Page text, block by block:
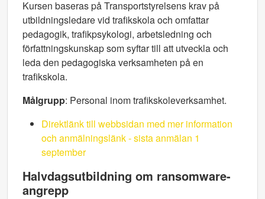
Kursen baseras på Transportstyrelsens krav på
utbildningsledare vid trafikskola och omfattar
pedagogik, trafikpsykologi, arbetsledning och
författningskunskap som syftar till att utveckla och
leda den pedagogiska verksamheten på en
trafikskola.
Målgrupp: Personal inom trafikskoleverksamhet.
Direktlänk till webbsidan med mer information
och anmälningslänk - sista anmälan 1
september
Halvdagsutbildning om ransomware-
angrepp